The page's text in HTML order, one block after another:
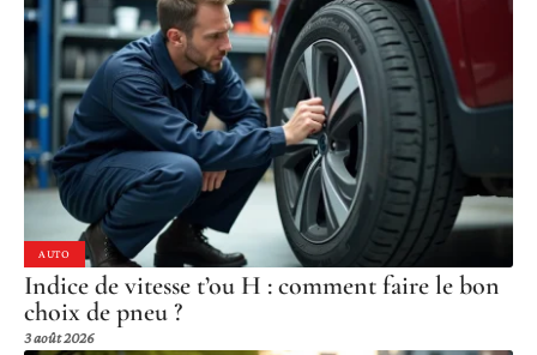
AUTO
Indice de vitesse t’ou H : comment faire le bon
choix de pneu ?
3 août 2026